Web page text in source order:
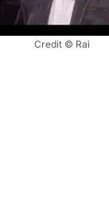
Credit © Rai